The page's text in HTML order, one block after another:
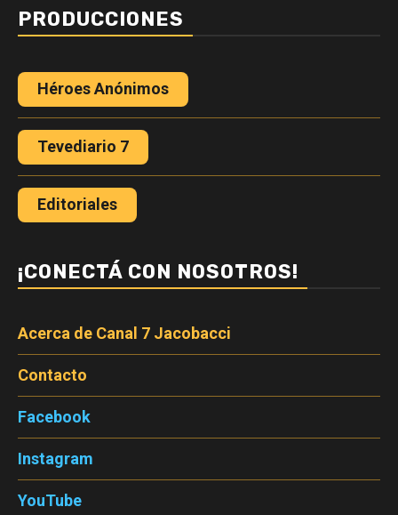
PRODUCCIONES
Héroes Anónimos
Tevediario 7
Editoriales
¡CONECTÁ CON NOSOTROS!
Acerca de Canal 7 Jacobacci
Contacto
Facebook
Instagram
YouTube